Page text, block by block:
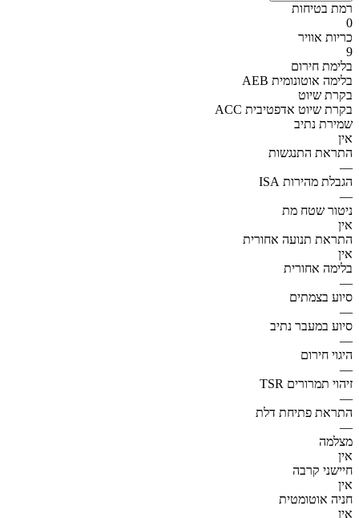
רמת בטיחות
0
כריות אוויר
9
בלימת חירום
AEB בלימה אוטונומית
בקרת שיוט
ACC בקרת שיוט אדפטיבית
שמירת נתיב
אין
התראת התנגשות
—
הגבלת מהירות ISA
—
ניטור שטח מת
אין
התראת תנועה אחורית
אין
בלימה אחורית
—
סיוע בצמתים
—
סיוע במעבר נתיב
—
היגוי חירום
—
זיהוי תמרורים TSR
—
התראת פתיחת דלת
—
מצלמה
אין
חיישני קרבה
אין
חניה אוטומטית
אין